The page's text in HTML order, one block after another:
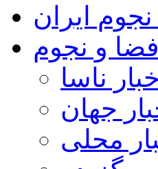
ایران
فضا و نجوم
اخبار ناسا
جهان
محلی